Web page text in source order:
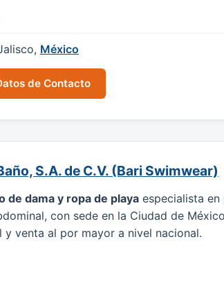
México
de Contacto
S.A. de C.V. (Bari Swimwear)
de dama y ropa de playa especialista
con sede en la Ciudad de
venta al por mayor a nivel nacional.